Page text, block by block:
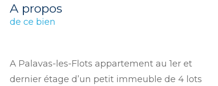
a propos
de ce bien
A Palavas-les-Flots appartement au 1er et
dernier étage d’un petit immeuble de 4 lots